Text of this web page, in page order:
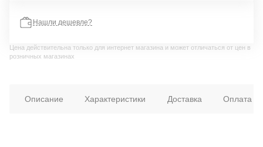
Нашли дешевле?
Цена действительна только для интернет магазина и может отличаться от цен в
розничных магазинах
Описание Характеристики Доставка Оплата